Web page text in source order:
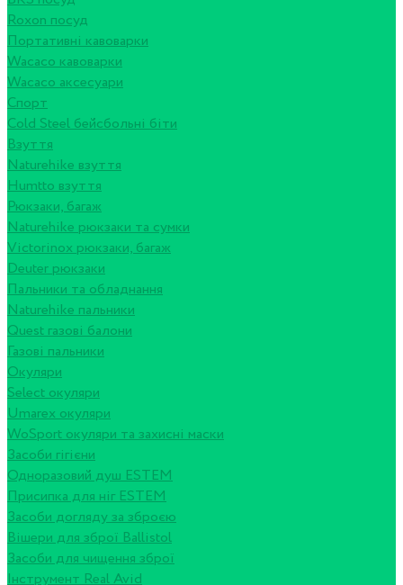
Roxon посуд
Портативні кавоварки
Wacaco кавоварки
Wacaco аксесуари
Спорт
Cold Steel бейсбольні біти
Взуття
Naturehike взуття
Humtto взуття
Рюкзаки, багаж
Naturehike рюкзаки та сумки
Victorinox рюкзаки, багаж
Deuter рюкзаки
Пальники та обладнання
Naturehike пальники
Quest газові балони
Газові пальники
Окуляри
Select окуляри
Umarex окуляри
WoSport окуляри та захисні маски
Засоби гігієни
Одноразовий душ ESTEM
Присипка для ніг ESTEM
Засоби догляду за зброєю
Вішери для зброї Ballistol
Засоби для чищення зброї
Інструмент Real Avid